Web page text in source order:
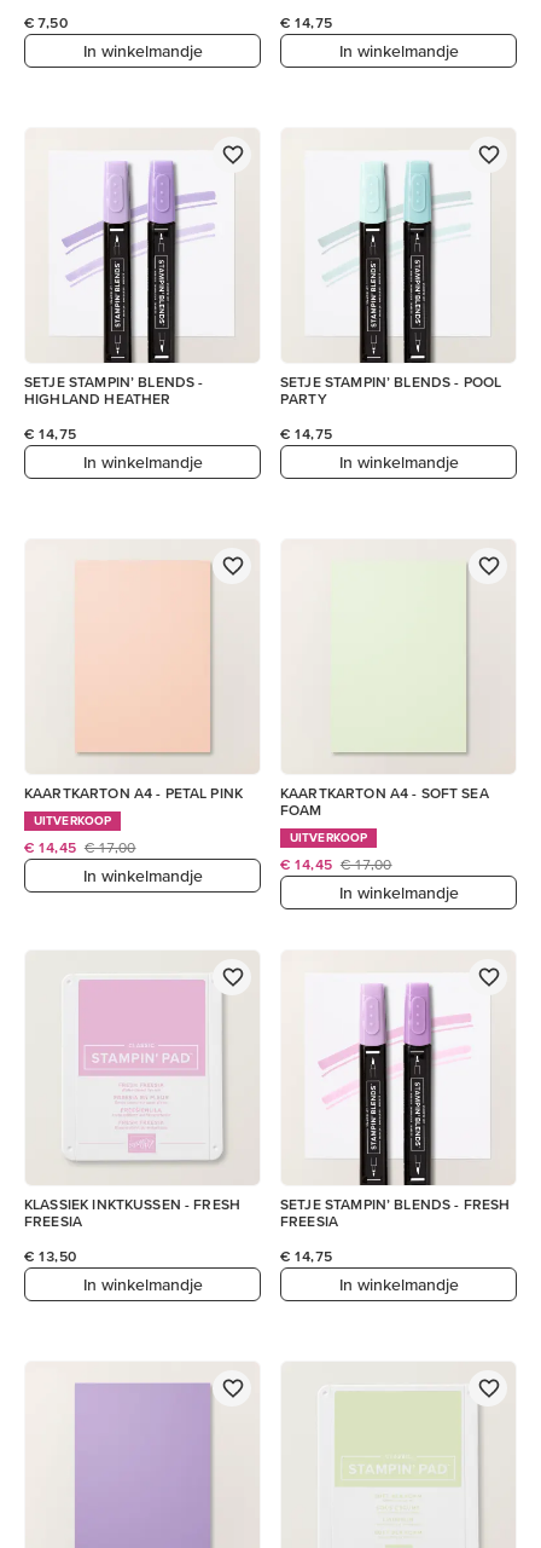
€ 7,50
In winkelmandje
€ 14,75
In winkelmandje
SETJE STAMPIN’ BLENDS -
HIGHLAND HEATHER
€ 14,75
In winkelmandje
SETJE STAMPIN’ BLENDS - POOL
PARTY
€ 14,75
In winkelmandje
KAARTKARTON A4 - PETAL PINK
UITVERKOOP
€ 14,45 € 17,00
In winkelmandje
KAARTKARTON A4 - SOFT SEA
FOAM
UITVERKOOP
€ 14,45 € 17,00
In winkelmandje
KLASSIEK INKTKUSSEN - FRESH
FREESIA
€ 13,50
In winkelmandje
SETJE STAMPIN’ BLENDS - FRESH
FREESIA
€ 14,75
In winkelmandje